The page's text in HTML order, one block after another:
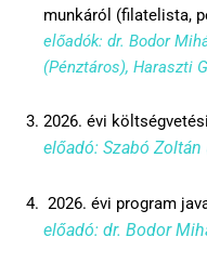
munkáról (filatelista,
előadók: dr. Bodor
(Pénztáros), Haraszti
2026. évi
előadó: Szabó Zoltán
2026. évi program
előadó: dr. Bodor